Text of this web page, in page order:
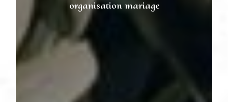
organisation mariage